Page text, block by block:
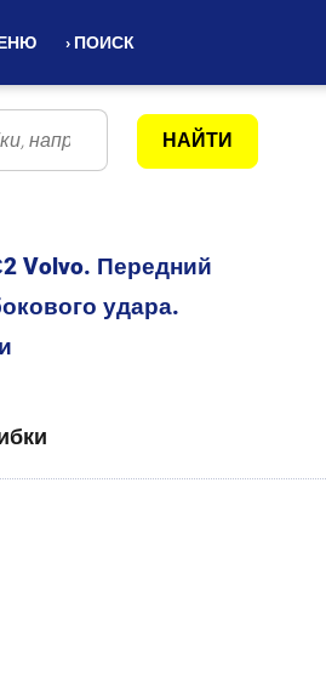
› ПОИСК
Volvo. Передний
удара.